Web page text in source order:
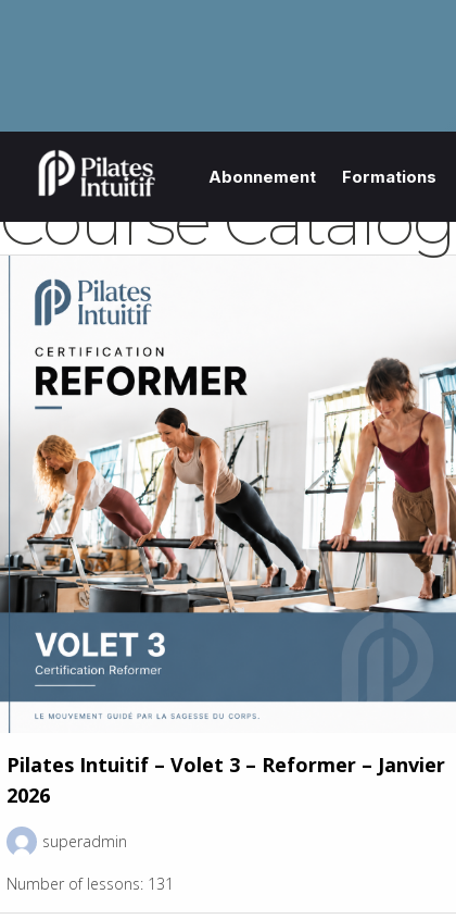
Abonnement Formations
Course Catalog
Pilates Intuitif – Volet 3 – Reformer – Janvier
2026
superadmin
Number of lessons: 131